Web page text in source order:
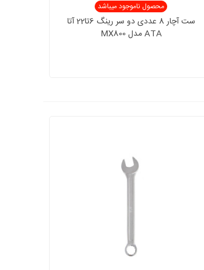
محصول ناموجود میباشد
ست آچار 8 عددی دو سر رینگ 6تا22 آتا
ATA مدل MX800